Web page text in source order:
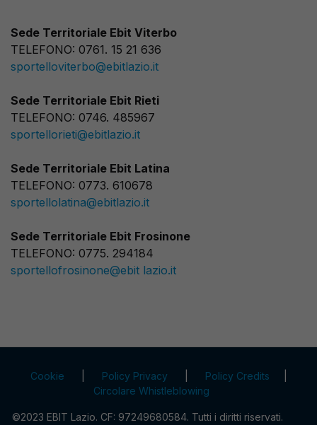
Sede Territoriale Ebit Viterbo
TELEFONO: 0761. 15 21 636
sportelloviterbo@ebitlazio.it
Sede Territoriale Ebit Rieti
TELEFONO: 0746. 485967
sportellorieti@ebitlazio.it
Sede Territoriale Ebit Latina
TELEFONO: 0773. 610678
sportellolatina@ebitlazio.it
Sede Territoriale Ebit Frosinone
TELEFONO: 0775. 294184
sportellofrosinone@ebit lazio.it
Cookie Policy Privacy Policy Credits
Circolare Whistleblowing
©2023 EBIT Lazio. CF: 97249680584. Tutti i diritti riservati.